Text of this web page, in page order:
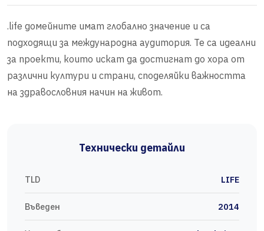
.life домейните имат глобално значение и са
подходящи за международна аудитория. Те са идеални
за проекти, които искат да достигнат до хора от
различни култури и страни, споделяйки важността
на здравословния начин на живот.
Технически детайли
TLD LIFE
Въведен 2014